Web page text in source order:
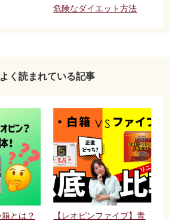
危険なダイエット方法
よく読まれている記事
とは？ 【レオピンファイブ】青